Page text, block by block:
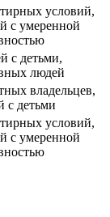
условий,
с умеренной
с детьми,
людей
владельцев,
с детьми
условий,
с умеренной